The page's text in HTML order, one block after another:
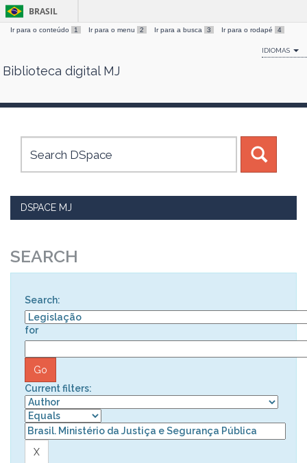
Skip
BRASIL
Ir para o conteúdo 1 Ir para o menu 2 Ir para a busca 3 Ir para o rodapé 4
IDIOMAS
Biblioteca digital MJ
DSPACE MJ
SEARCH
Search:
for
Current filters: